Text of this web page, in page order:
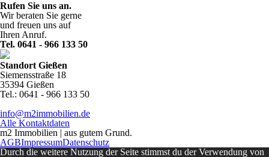
Rufen Sie uns an.
Wir beraten Sie gerne
und freuen uns auf
Ihren Anruf.
Tel. 0641 - 966 133 50
Standort Gießen
Siemensstraße 18
35394 Gießen
Tel.: 0641 - 966 133 50
info@m2immobilien.de
Alle Kontaktdaten
m2 Immobilien | aus gutem Grund.
AGBImpressumDatenschutz
Durch die weitere Nutzung der Seite stimmst du der Verwendung von